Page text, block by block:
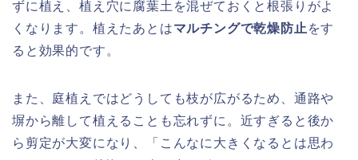
ずに植え、植え穴に腐葉土を混ぜておくと根張りがよ
くなります。植えたあとはマルチングで乾燥防止 をす
ると効果的です。
また、庭植えではどうしても枝が広がるため、通路や
塀から離して植えることも忘れずに。近すぎると後か
ら剪定が大変になり、「こんなに大きくなるとは思わ